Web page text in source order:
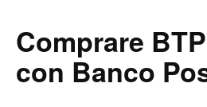
Comprare
con Banco